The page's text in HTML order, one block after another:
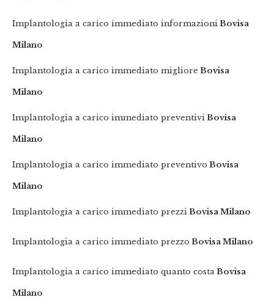
Implantologia a carico immediato informazioni Bovisa
Milano
Implantologia a carico immediato migliore Bovisa
Milano
Implantologia a carico immediato preventivi Bovisa
Milano
Implantologia a carico immediato preventivo Bovisa
Milano
Implantologia a carico immediato prezzi Bovisa Milano
Implantologia a carico immediato prezzo Bovisa Milano
Implantologia a carico immediato quanto costa Bovisa
Milano